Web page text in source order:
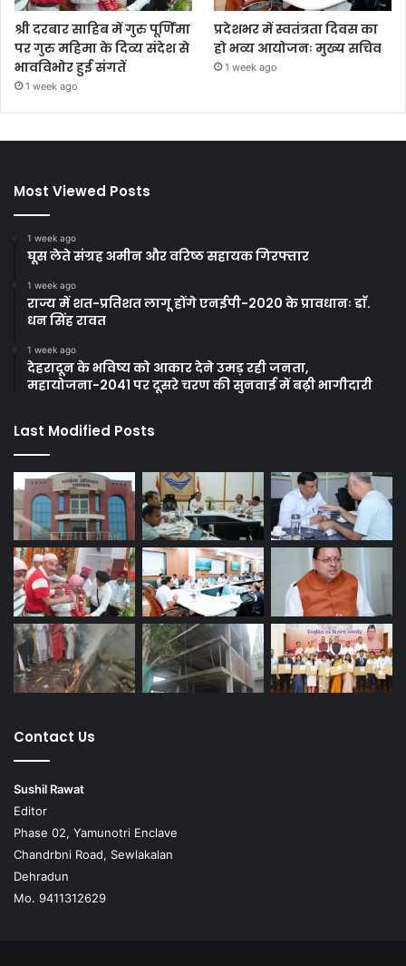
श्री दरबार साहिब में गुरु पूर्णिमा
पर गुरु महिमा के दिव्य संदेश से
भावविभोर हुई संगतें
1 week ago
प्रदेशभर में स्वतंत्रता दिवस का
हो भव्य आयोजनः मुख्य सचिव
1 week ago
Most Viewed Posts
1 week ago
घूस लेते संग्रह अमीन और वरिष्ठ सहायक गिरफ्तार
1 week ago
राज्य में शत-प्रतिशत लागू होंगे एनईपी-2020 के प्रावधानः डाॅ.
धन सिंह रावत
1 week ago
देहरादून के भविष्य को आकार देने उमड़ रही जनता,
महायोजना-2041 पर दूसरे चरण की सुनवाई में बढ़ी भागीदारी
Last Modified Posts
Contact Us
Sushil Rawat
Editor
Phase 02, Yamunotri Enclave
Chandrbni Road, Sewlakalan
Dehradun
Mo. 9411312629